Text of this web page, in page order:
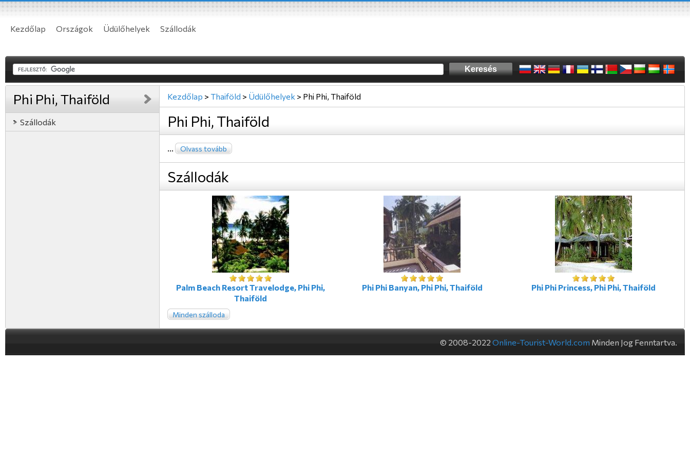
Kezdőlap Országok Üdülőhelyek Szállodák
Phi Phi, Thaiföld
Szállodák
Kezdőlap > Thaiföld > Üdülőhelyek > Phi Phi, Thaiföld
Phi Phi, Thaiföld
... Olvass tovább
Szállodák
Palm Beach Resort Travelodge, Phi Phi,
Thaiföld
Phi Phi Banyan, Phi Phi, Thaiföld Phi Phi Princess, Phi Phi, Thaiföld
Minden szálloda
© 2008-2022 Online-Tourist-World.com Minden Jog Fenntartva.